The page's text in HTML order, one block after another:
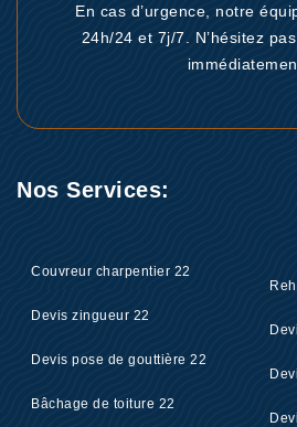
En cas d’urgence, notre
24h/24 et 7j/7. N’hésitez
Nos Services:
Couvreur charpentier 22
Devis zingueur 22
Devis pose de gouttière 22
Bâchage de toiture 22